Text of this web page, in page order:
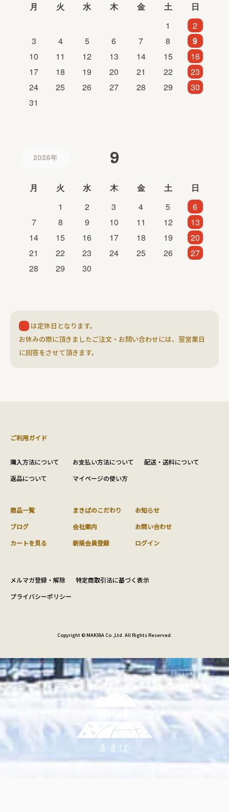
月 火 水 木 金 土
日
1
2
3
4 5 6 7 8
9
10
11 12 13 14 15
16
17
18 19 20 21 22
23
24
25 26 27 28 29
30
31
2026年 9
月 火 水 木 金 土
日
1
2 3 4 5
6
7
8 9 10 11 12
13
14
15 16 17 18 19
20
21
22 23 24 25 26
27
28
29 30
は定休日となります。
お休みの際に頂きましたご注文・お問い合わせには、翌営業日
に回答をさせて頂きます。
ご利用ガイド
購入方法について お支払い方法について
配送・送料について
返品について
マイページの使い方
商品一覧 まきばのこだわり
お知らせ
ブログ
会社案内
お問い合わせ
カートを見る
新規会員登録 ログイン
メルマガ登録・解除
特定商取引法に基づく表示
プライバシーポリシー
Copyright © MAKIBA Co.,Ltd. All Rights Reserved.